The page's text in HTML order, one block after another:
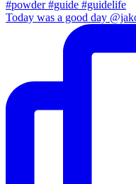
Today was a good day